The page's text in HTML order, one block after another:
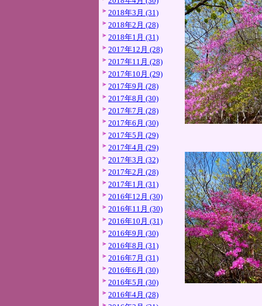
2018年3月 (31)
2018年2月 (28)
2018年1月 (31)
2017年12月 (28)
2017年11月 (28)
2017年10月 (29)
2017年9月 (28)
2017年8月 (30)
2017年7月 (28)
2017年6月 (30)
2017年5月 (29)
2017年4月 (29)
2017年3月 (32)
2017年2月 (28)
2017年1月 (31)
2016年12月 (30)
2016年11月 (30)
2016年10月 (31)
2016年9月 (30)
2016年8月 (31)
2016年7月 (31)
2016年6月 (30)
2016年5月 (30)
2016年4月 (28)